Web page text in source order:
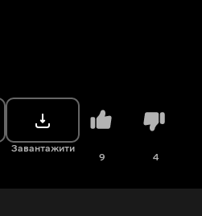
Завантажити
9 4